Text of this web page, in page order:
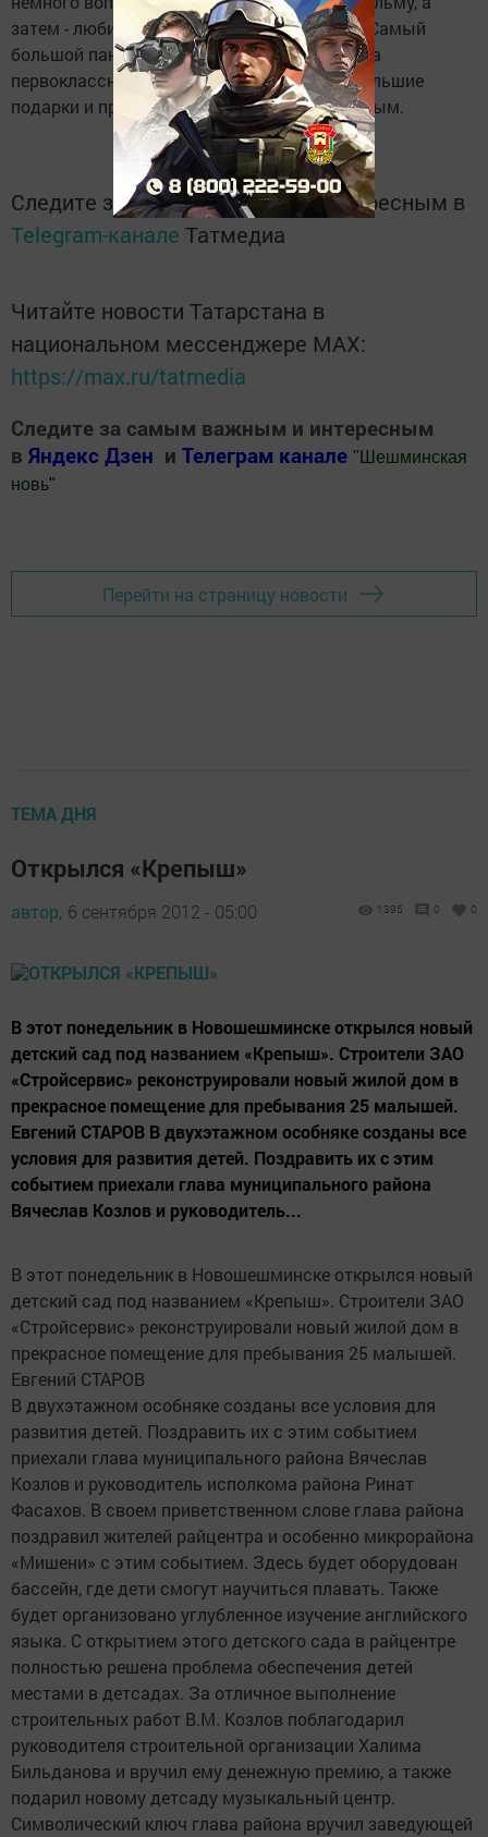
затем - любимый всеми детьми мультик - «Самый
большой панда». По завершении киносеанса
первоклассники получили от киносети небольшие
подарки и приглашения «в кино» по выходным.
Следите за самым важным и интересным в
Telegram-канале Татмедиа
Читайте новости Татарстана в
национальном мессенджере MАХ:
https://max.ru/tatmedia
Следите за самым важным и интересным
в Яндекс Дзен и Телеграм канале " Шешминская
новь"
Перейти на страницу новости
ТЕМА ДНЯ
Открылся «Крепыш»
автор, 6 сентября 2012 - 05:00 1395 0 0
В этот понедельник в Новошешминске открылся новый
детский сад под названием «Крепыш». Строители ЗАО
«Стройсервис» реконструировали новый жилой дом в
прекрасное помещение для пребывания 25 малышей.
Евгений СТАРОВ В двухэтажном особняке созданы все
условия для развития детей. Поздравить их с этим
событием приехали глава муниципального района
Вячеслав Козлов и руководитель...
В этот понедельник в Новошешминске открылся новый
детский сад под названием «Крепыш». Строители ЗАО
«Стройсервис» реконструировали новый жилой дом в
прекрасное помещение для пребывания 25 малышей.
Евгений СТАРОВ
В двухэтажном особняке созданы все условия для
развития детей. Поздравить их с этим событием
приехали глава муниципального района Вячеслав
Козлов и руководитель исполкома района Ринат
Фасахов. В своем приветственном слове глава района
поздравил жителей райцентра и особенно микрорайона
«Мишени» с этим событием. Здесь будет оборудован
бассейн, где дети смогут научиться плавать. Также
будет организовано углубленное изучение английского
языка. С открытием этого детского сада в райцентре
полностью решена проблема обеспечения детей
местами в детсадах. За отличное выполнение
строительных работ В.М. Козлов поблагодарил
руководителя строительной организации Халима
Бильданова и вручил ему денежную премию, а также
подарил новому детсаду музыкальный центр.
Символический ключ глава района вручил заведующей